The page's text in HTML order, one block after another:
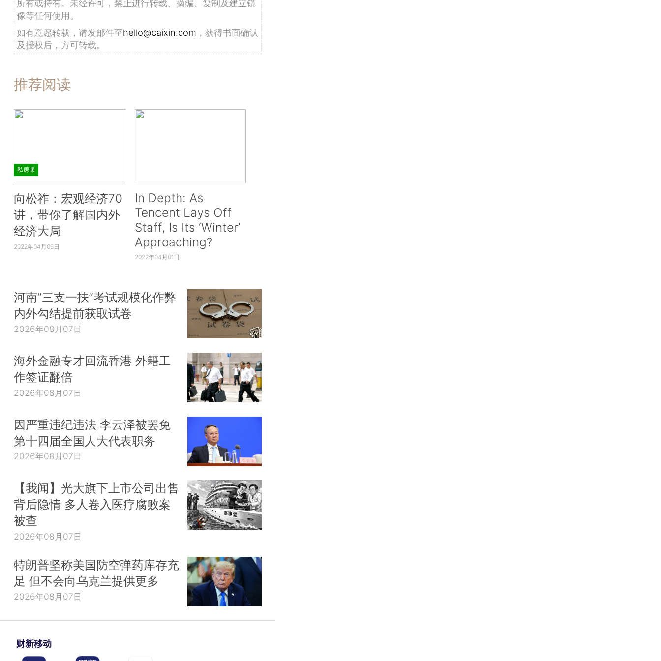
所有或持有。未经许可，禁止进行转载、摘编、复制及建立镜
像等任何使用。
如有意愿转载，请发邮件至hello@caixin.com ，获得书面确认
及授权后，方可转载。
推荐阅读
私房课
向松祚：宏观经济70
讲，带你了解国内外
经济大局
2022年04月06日
In Depth: As
Tencent Lays Off
Staff, Is Its ‘Winter’
Approaching?
2022年04月01日
河南“三支一扶”考试规模化作弊
内外勾结提前获取试卷
2026年08月07日
海外金融专才回流香港 外籍工
作签证翻倍
2026年08月07日
因严重违纪违法 李云泽被罢免
第十四届全国人大代表职务
2026年08月07日
【我闻】光大旗下上市公司出售
背后隐情 多人卷入医疗腐败案
被查
2026年08月07日
特朗普坚称美国防空弹药库存充
足 但不会向乌克兰提供更多
2026年08月07日
财新移动